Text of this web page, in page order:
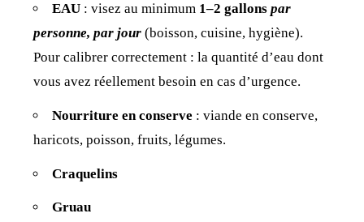
EAU : visez au minimum 1–2 gallonspar
personne, par jour (boisson, cuisine, hygiène).
Pour calibrer correctement :la quantité d’eau dont
vous avez réellement besoin en cas d’urgence.
Nourriture en conserve : viande en conserve,
haricots, poisson, fruits, légumes.
Craquelins
Gruau